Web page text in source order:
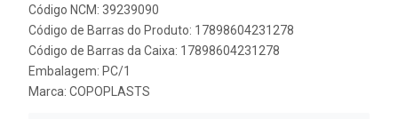
Código NCM: 39239090
Código de Barras do Produto: 17898604231278
Código de Barras da Caixa: 17898604231278
Embalagem: PC/1
Marca: COPOPLASTS